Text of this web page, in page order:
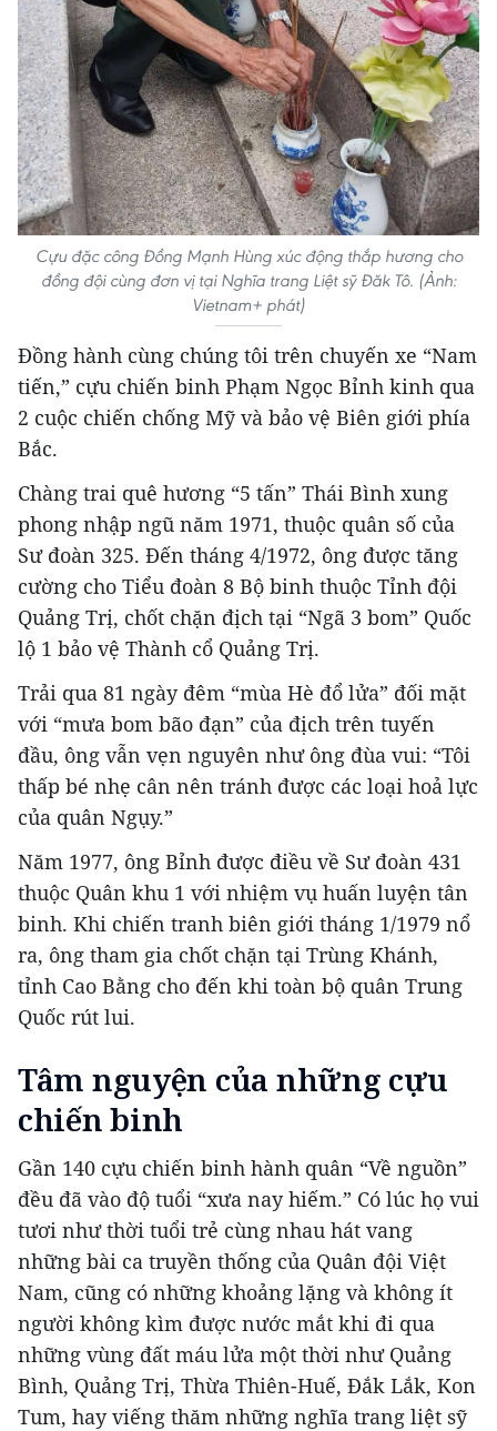
Cựu đặc công Đồng Mạnh Hùng xúc động thắp hương cho
đồng đội cùng đơn vị tại Nghĩa trang Liệt sỹ Đăk Tô. (Ảnh:
Vietnam+ phát)
Đồng hành cùng chúng tôi trên chuyến xe “Nam
tiến,” cựu chiến binh Phạm Ngọc Bỉnh kinh qua
2 cuộc chiến chống Mỹ và bảo vệ Biên giới phía
Bắc.
Chàng trai quê hương “5 tấn” Thái Bình xung
phong nhập ngũ năm 1971, thuộc quân số của
Sư đoàn 325. Đến tháng 4/1972, ông được tăng
cường cho Tiểu đoàn 8 Bộ binh thuộc Tỉnh đội
Quảng Trị, chốt chặn địch tại “Ngã 3 bom” Quốc
lộ 1 bảo vệ Thành cổ Quảng Trị.
Trải qua 81 ngày đêm “mùa Hè đổ lửa” đối mặt
với “mưa bom bão đạn” của địch trên tuyến
đầu, ông vẫn vẹn nguyên như ông đùa vui: “Tôi
thấp bé nhẹ cân nên tránh được các loại hoả lực
của quân Ngụy.”
Năm 1977, ông Bỉnh được điều về Sư đoàn 431
thuộc Quân khu 1 với nhiệm vụ huấn luyện tân
binh. Khi chiến tranh biên giới tháng 1/1979 nổ
ra, ông tham gia chốt chặn tại Trùng Khánh,
tỉnh Cao Bằng cho đến khi toàn bộ quân Trung
Quốc rút lui.
Tâm nguyện của những cựu
chiến binh
Gần 140 cựu chiến binh hành quân “Về nguồn”
đều đã vào độ tuổi “xưa nay hiếm.” Có lúc họ vui
tươi như thời tuổi trẻ cùng nhau hát vang
những bài ca truyền thống của Quân đội Việt
Nam, cũng có những khoảng lặng và không ít
người không kìm được nước mắt khi đi qua
những vùng đất máu lửa một thời như Quảng
Bình, Quảng Trị, Thừa Thiên-Huế, Đắk Lắk, Kon
Tum, hay viếng thăm những nghĩa trang liệt sỹ